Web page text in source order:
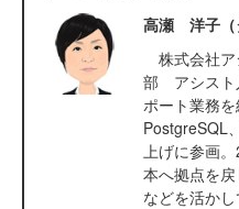
高瀬 洋子（
株式会社ア
部 アシスト
ポート業務
PostgreSQL
上げに参画
本へ拠点を
などを活か